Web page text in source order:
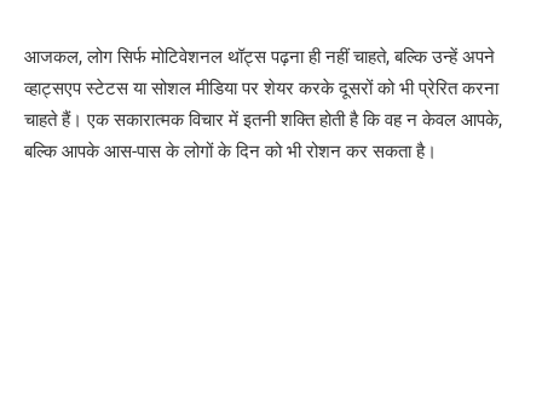
आजकल, लोग सिर्फ मोटिवेशनल थॉट्स पढ़ना ही नहीं चाहते, बल्कि उन्हें अपने
व्हाट्सएप स्टेटस या सोशल मीडिया पर शेयर करके दूसरों को भी प्रेरित करना
चाहते हैं। एक सकारात्मक विचार में इतनी शक्ति होती है कि वह न केवल आपके,
बल्कि आपके आस-पास के लोगों के दिन को भी रोशन कर सकता है।